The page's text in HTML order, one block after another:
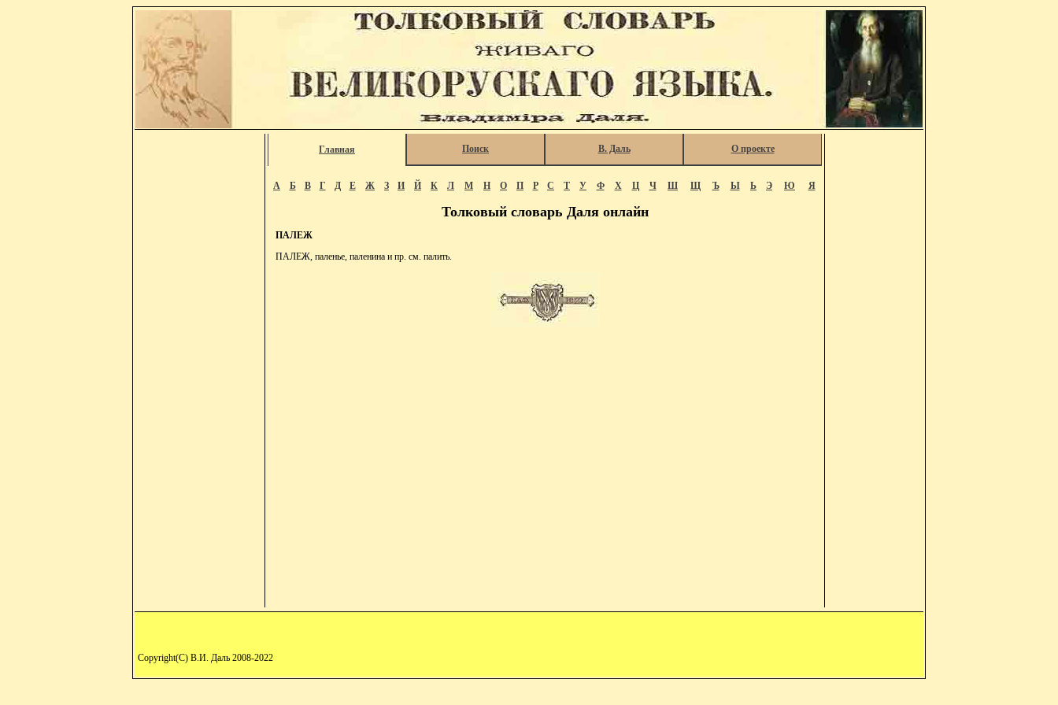
Главная Поиск В. Даль О проекте
А Б В Г Д Е Ж З И Й К Л М Н О П Р С Т У Ф Х Ц Ч Ш Щ Ъ Ы Ь Э Ю Я
Толковый словарь Даля онлайн
ПАЛЕЖ
ПАЛЕЖ, паленье, паленина и пр. см. палить.
Copyright(C) В.И. Даль 2008-2022